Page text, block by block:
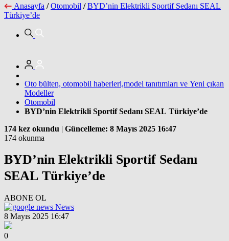
Anasayfa / Otomobil / BYD’nin Elektrikli Sportif Sedanı SEAL
Türkiye’de
Oto bülten, otomobil haberleri,model tanıtımları ve Yeni çıkan
Modeller
Otomobil
BYD’nin Elektrikli Sportif Sedanı SEAL Türkiye’de
174 kez okundu | Güncelleme: 8 Mayıs 2025 16:47
174 okunma
BYD’nin Elektrikli Sportif Sedanı
SEAL Türkiye’de
ABONE OL
News
8 Mayıs 2025 16:47
0